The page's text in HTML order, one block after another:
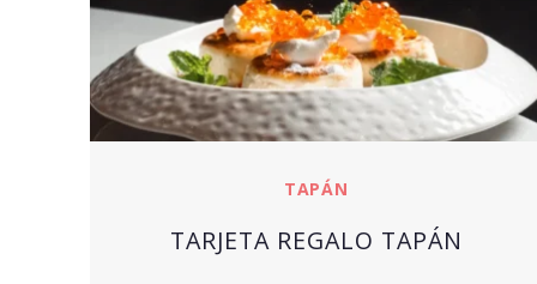
TAPÁN
TARJETA REGALO TAPÁN